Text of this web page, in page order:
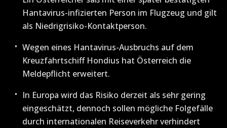
Hantavirus-infizierten Person im Flugzeug und gilt
als Niedrigrisiko-Kontaktperson.
Wegen eines Hantavirus-Ausbruchs auf dem
Kreuzfahrtschiff Hondius hat Österreich die
Meldepflicht erweitert.
In Europa wird das Risiko derzeit als sehr gering
eingeschätzt, dennoch sollen mögliche Folgefälle
durch internationalen Reiseverkehr verhindert